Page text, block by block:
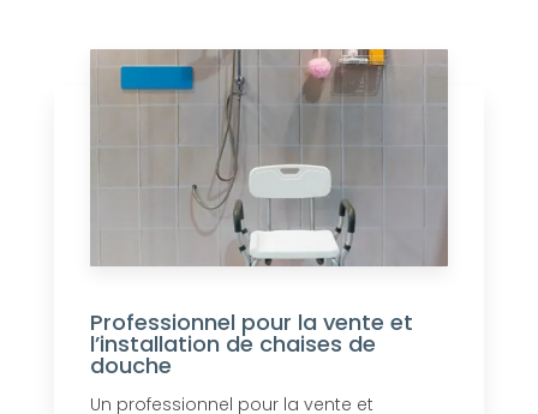
Professionnel pour la vente et
l’installation de chaises de
douche
Un professionnel pour la vente et